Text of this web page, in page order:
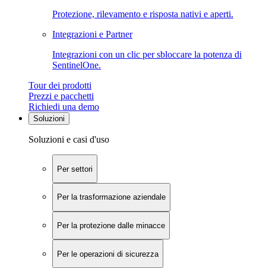
Protezione, rilevamento e risposta nativi e aperti.
Integrazioni e Partner
Integrazioni con un clic per sbloccare la potenza di
SentinelOne.
Tour dei prodotti
Prezzi e pacchetti
Richiedi una demo
Soluzioni
Soluzioni e casi d'uso
Per settori
Per la trasformazione aziendale
Per la protezione dalle minacce
Per le operazioni di sicurezza